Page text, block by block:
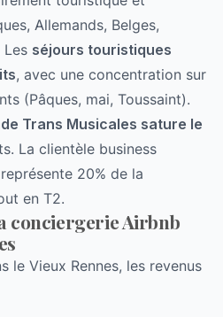
Allemands, Belges,
Les séjours touristiques
, avec une concentration sur
(Pâques, mai, Toussaint).
Trans Musicales sature le
La clientèle business
20% de la
en T2.
conciergerie Airbnb
le Vieux Rennes, les revenus